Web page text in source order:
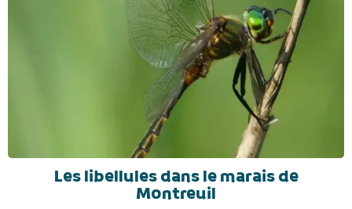
Les libellules dans le marais de
Montreuil